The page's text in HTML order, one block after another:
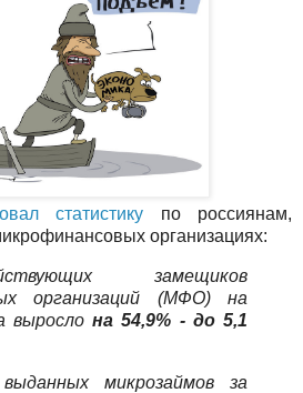
статистику по россиянам,
организациях:
замещиков
организаций (МФО) на
выросло на 54,9% - до 5,1
микрозаймов за